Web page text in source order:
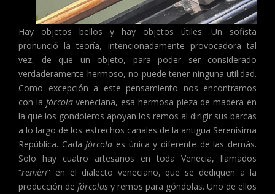
Hay objetos bellos y hay objetos útiles. Un sofista
pronunció la teoría, intencionadamente provocadora tal
vez, de que un objeto, para poder ser considerado
verdaderamente hermoso, no puede tener ninguna utilidad.
Como excepción a este pensamiento nos encontramos
con la fórcolaveneciana, esa hermosa pieza de madera en
la que los gondoleros apoyan los remos al dirigir sus barcas
a lo largo de los estrechos canales de la antigua Serenísima
República. Cadafórcola es única y diferente de las demás.
Solo hay cuatro artesanos en toda Venecia, llamados
“remèri” en el dialecto veneciano, que se dediquen a la
producción de fórcolas y remos para góndolas. Uno de ellos